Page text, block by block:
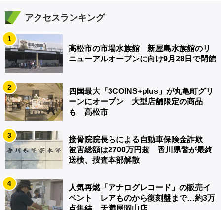
アクセスランキング
1
高松市の市場水族館 新屋島水族館のリ
ニューアルオープンに向け9月28日で閉館
2
四国最大「3COINS+plus」が丸亀町グリ
ーンにオープン 大型店舗限定の商品
も 高松市
3
接骨院院長らによる自動車保険金詐欺
被害総額は2700万円超 香川県警が最終
送検、捜査本部解散
4
人気再燃「アナログレコード」の販売イ
ベント レアものから復刻盤まで…約3万
点集結 天満屋岡山店